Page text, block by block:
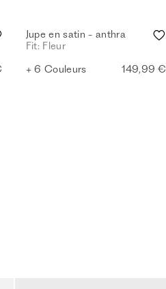
Jupe en satin - anthra
Fit: Fleur
+ 6 Couleurs
149,99 €